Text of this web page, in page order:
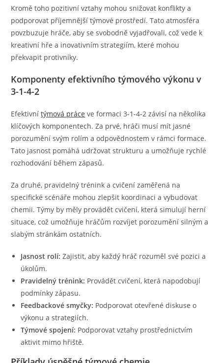
Kromě toho pozitivní vztahy mohou snižovat konflikty a
podporovat příjemnější týmové prostředí. Tato atmosféra
povzbuzuje hráče, aby se svobodně vyjadřovali, což vede k
kreativní hře a inovativním strategiím, které mohou
překvapit protivníky.
Komponenty efektivního týmového výkonu v
3-1-4-2
Efektivnítýmová práce ve formaci 3-1-4-2 závisí na několika
klíčových komponentech. Za prvé, hráči musí mít jasné
porozumění svým rolím a odpovědnostem v rámci formace.
Tato jasnost pomáhá udržovat strukturu a umožňuje rychlé
rozhodování během zápasů.
Za druhé, pravidelný trénink a cvičení zaměřená na
specifické scénáře mohou zlepšit koordinaci a vybudovat
chemii. Týmy by měly provádět cvičení, která simulují herní
situace, což umožňuje hráčům rozvíjet porozumění silným a
slabým stránkám ostatních.
Jasnost rolí: Zajistit, aby každý hráč rozuměl své pozici a
úkolům.
Pravidelný trénink: Provádět cvičení, která napodobují
podmínky zápasu.
Feedbackové smyčky: Podporovat otevřené diskuse o
výkonu a strategiích.
Týmové spojení: Podporovat vztahy prostřednictvím
aktivit mimo hřiště.